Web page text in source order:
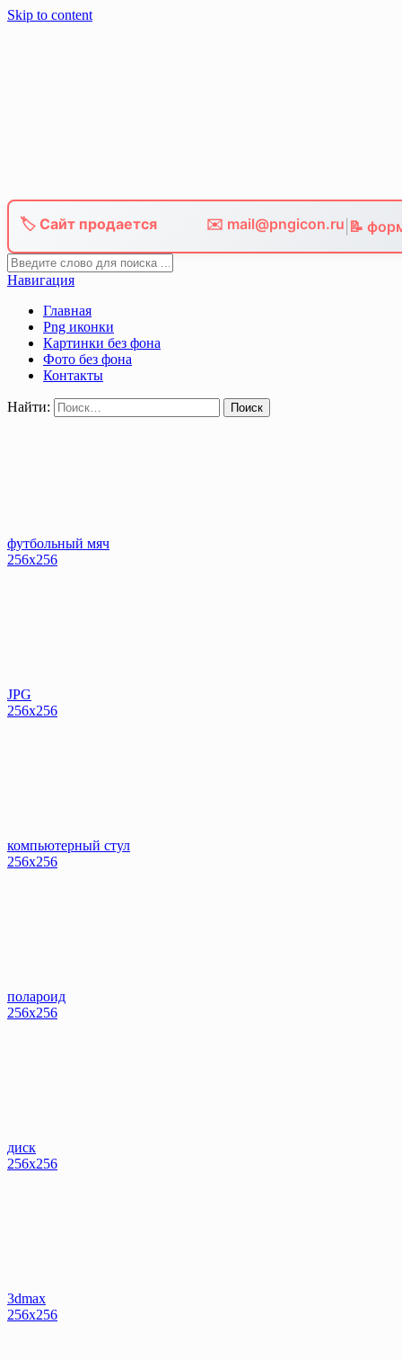
Skip to content
🏷️ Сайт продается ✉️ mail@pngicon.ru 📝
Навигация
Главная
Png иконки
Картинки без фона
Фото без фона
Контакты
Найти:
футбольный мяч
256x256
JPG
256x256
компьютерный стул
256x256
полароид
256x256
диск
256x256
3dmax
256x256